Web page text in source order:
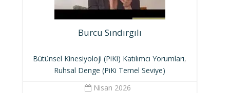
Burcu Sındırgılı
Bütünsel Kinesiyoloji (PiKi) Katılımcı Yorumları,
Ruhsal Denge (PiKi Temel Seviye)
Nisan 2026